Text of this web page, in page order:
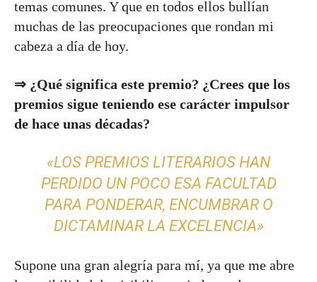
temas comunes. Y que en todos ellos bullían
muchas de las preocupaciones que rondan mi
cabeza a día de hoy.
⇒ ¿Qué significa este premio? ¿Crees que los
premios sigue teniendo ese carácter impulsor
de hace unas décadas?
«LOS PREMIOS LITERARIOS HAN
PERDIDO UN POCO ESA FACULTAD
PARA PONDERAR, ENCUMBRAR O
DICTAMINAR LA EXCELENCIA»
Supone una gran alegría para mí, ya que me abre